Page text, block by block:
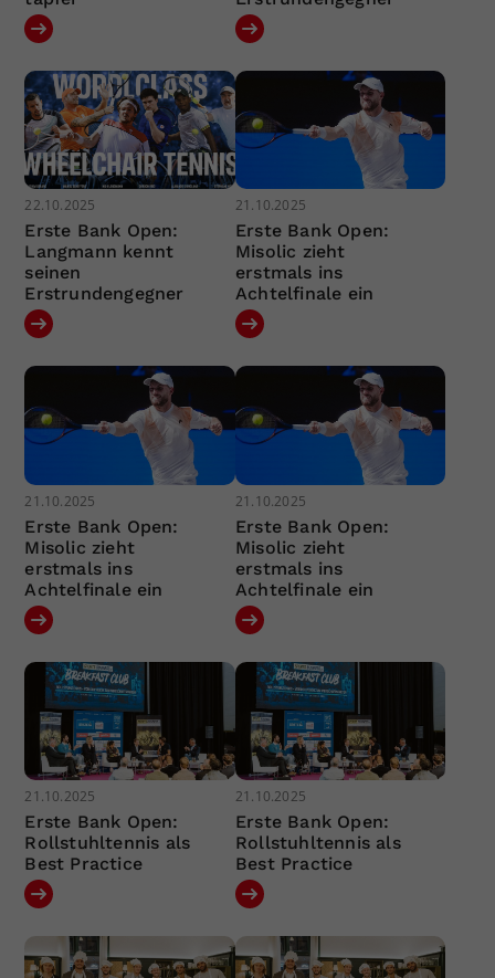
22.10.2025
Erste Bank Open:
Langmann kennt
seinen
Erstrundengegner
21.10.2025
Erste Bank Open:
Misolic zieht
erstmals ins
Achtelfinale ein
21.10.2025
Erste Bank Open:
Misolic zieht
erstmals ins
Achtelfinale ein
21.10.2025
Erste Bank Open:
Misolic zieht
erstmals ins
Achtelfinale ein
21.10.2025
Erste Bank Open:
Rollstuhltennis als
Best Practice
21.10.2025
Erste Bank Open:
Rollstuhltennis als
Best Practice